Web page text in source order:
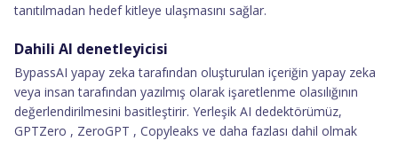
tanıtılmadan hedef kitleye ulaşmasını sağlar.
Dahili AI denetleyicisi
BypassAI yapay zeka tarafından oluşturulan içeriğin yapay zeka
veya insan tarafından yazılmış olarak işaretlenme olasılığının
değerlendirilmesini basitleştirir. Yerleşik AI dedektörümüz,
GPTZero , ZeroGPT , Copyleaks ve daha fazlası dahil olmak